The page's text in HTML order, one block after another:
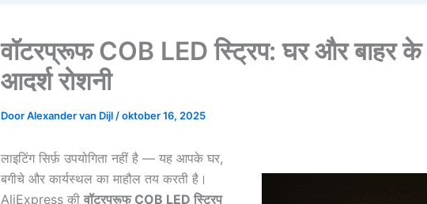
वॉटरप्रूफ COB LED स्ट्रिप: घर और बाहर के
आदर्श रोशनी
DoorAlexander van Dijl /oktober 16, 2025
लाइटिंग सिर्फ़ उपयोगिता नहीं है — यह आपके घर,
बगीचे और कार्यस्थल का माहौल तय करती है।
AliExpress की वॉटरप्रूफ COB LED स्ट्रिप